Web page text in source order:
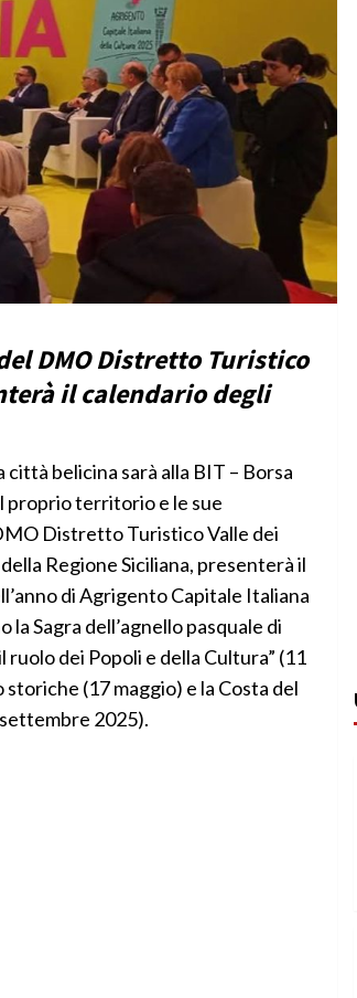
DMO Distretto Turistico
il calendario degli
belicina sarà alla BIT – Borsa
proprio territorio e le sue
Distretto Turistico Valle dei
Regione Siciliana, presenterà il
di Agrigento Capitale Italiana
Sagra dell’agnello pasquale di
dei Popoli e della Cultura” (11
(17 maggio) e la Costa del
2025).